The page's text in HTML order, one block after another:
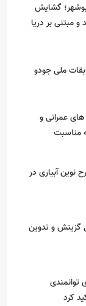
گشایش
مبتنی بر دریا
ملی جودو
های عمرانی و
مناسبت
نوین آبیاری در
گزینش و‌ تدوین
توانمندی
کرد